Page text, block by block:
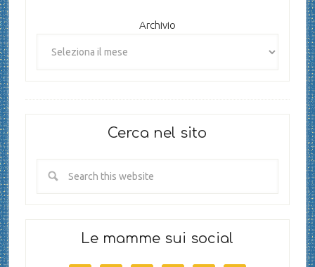
Archivio
Cerca nel sito
Le mamme sui social